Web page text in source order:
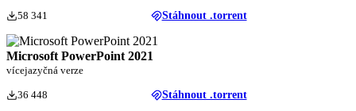
58 341 Stáhnout .torrent
Microsoft PowerPoint 2021
vícejazyčná verze
36 448 Stáhnout .torrent